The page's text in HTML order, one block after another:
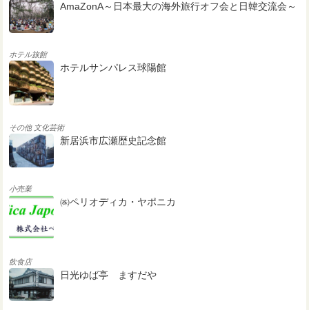
AmaZonA～日本最大の海外旅行オフ会と日韓交流会～
ホテル旅館
ホテルサンパレス球陽館
その他 文化芸術
新居浜市広瀬歴史記念館
小売業
㈱ペリオディカ・ヤポニカ
飲食店
日光ゆば亭 ますだや